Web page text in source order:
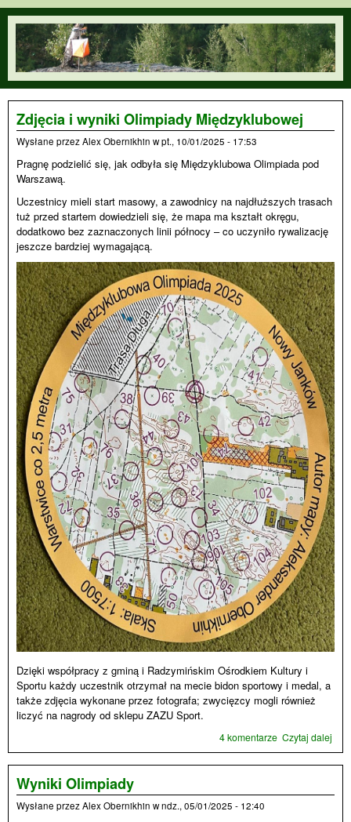
Przejdź do treści
orienteering.waw.pl
Zdjęcia i wyniki Olimpiady Międzyklubowej
Wysłane przezAlex Obernikhin wpt., 10/01/2025 - 17:53
Pragnę podzielić się, jak odbyła się Międzyklubowa Olimpiada pod
Warszawą.
Uczestnicy mieli start masowy, a zawodnicy na najdłuższych trasach
tuż przed startem dowiedzieli się, że mapa ma kształt okręgu,
dodatkowo bez zaznaczonych linii północy – co uczyniło rywalizację
jeszcze bardziej wymagającą.
Dzięki współpracy z gminą i Radzymińskim Ośrodkiem Kultury i
Sportu każdy uczestnik otrzymał na mecie bidon sportowy i medal, a
także zdjęcia wykonane przez fotografa; zwycięzcy mogli również
liczyć na nagrody od sklepu ZAZU Sport.
Czytaj dalej
4 komentarze
Wyniki Olimpiady
Wysłane przezAlex Obernikhin wndz., 05/01/2025 - 12:40